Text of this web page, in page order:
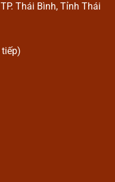
Thái Bình, Tỉnh Thái